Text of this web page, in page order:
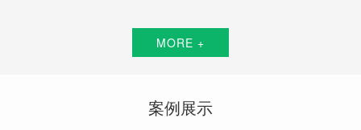
MORE +
案例展示